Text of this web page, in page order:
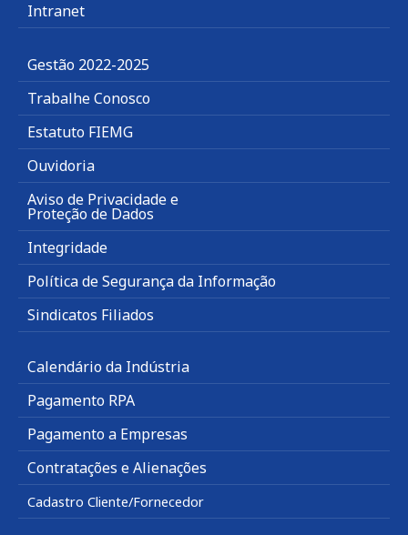
Intranet
Gestão 2022-2025
Trabalhe Conosco
Estatuto FIEMG
Ouvidoria
Aviso de Privacidade e
Proteção de Dados
Integridade
Política de Segurança da Informação
Sindicatos Filiados
Calendário da Indústria
Pagamento RPA
Pagamento a Empresas
Contratações e Alienações
Cadastro Cliente/Fornecedor